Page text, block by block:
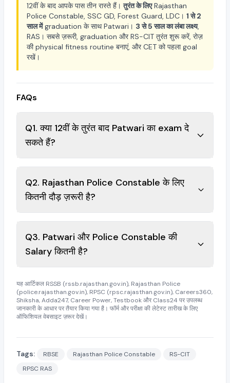
12वीं के बाद आपके पास तीन रास्ते हैं।तुरंत के लिएRajasthan
Police Constable, SSC GD, Forest Guard, LDC। 1 से 2
साल मेंgraduation के साथ Patwari। 3 से 5 साल का लंबा लक्ष्य,
RAS। सबसे ज़रूरी, graduation और RS-CIT तुरंत शुरू करें, रोज़
की physical fitness routine बनाएं, और CET को पहला goal
रखें।
FAQs
Q1. क्या 12वीं के तुरंत बाद Patwari का exam दे
सकते हैं?
Q2. Rajasthan Police Constable के लिए
कितनी दौड़ ज़रूरी है?
Q3. Patwari और Police Constable की
Salary कितनी है?
यह आर्टिकल RSSB (rssb.rajasthan.gov.in), Rajasthan Police
(police.rajasthan.gov.in), RPSC (rpsc.rajasthan.gov.in), Careers360,
Shiksha, Adda247, Career Power, Testbook और Class24 पर उपलब्ध
जानकारी के आधार पर तैयार किया गया है। फॉर्म और परीक्षा की लेटेस्ट तारीख के लिए
ऑफिशियल वेबसाइट ज़रूर देखें।
Tags: RBSE Rajasthan Police Constable
RS-CIT
RPSC RAS